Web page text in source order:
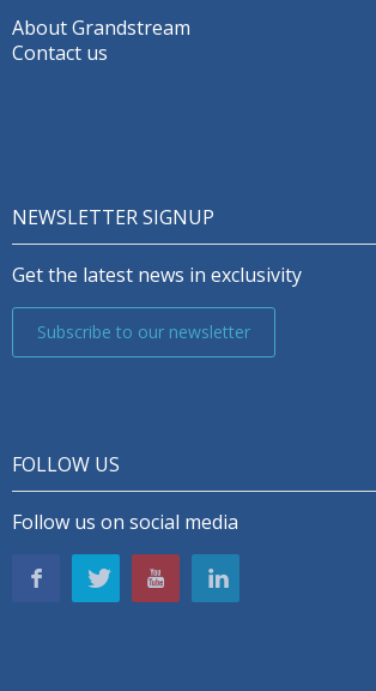
About Grandstream
Contact us
NEWSLETTER SIGNUP
Get the latest news in exclusivity
Subscribe to our newsletter
FOLLOW US
Follow us on social media